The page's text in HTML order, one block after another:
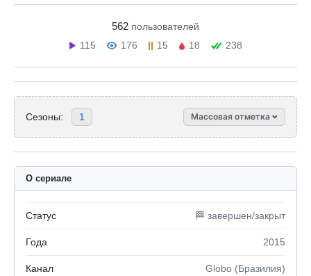
562 пользователей
115
176 15 18 238
Сезоны: 1 Массовая отметка
О сериале
Статус 🏁 завершен/закрыт
Года 2015
Канал Globo (Бразилия)